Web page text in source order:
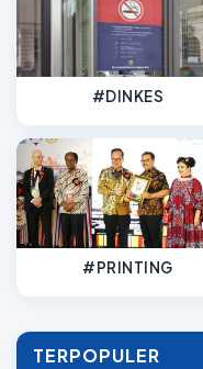
#DINKES
#PRINTING
TERPOPULER